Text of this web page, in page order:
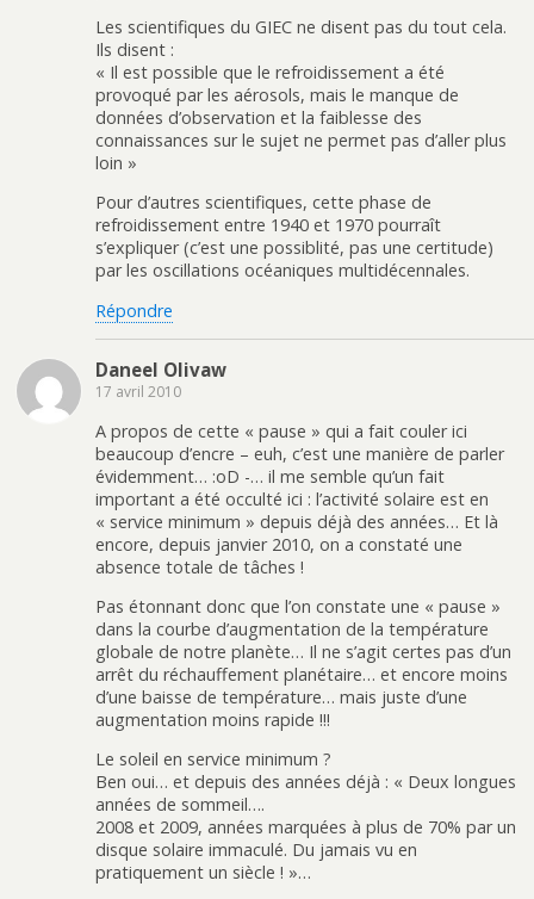
Les scientifiques du GIEC ne disent pas du tout cela.
Ils disent :
« Il est possible que le refroidissement a été
provoqué par les aérosols, mais le manque de
données d’observation et la faiblesse des
connaissances sur le sujet ne permet pas d’aller plus
loin »
Pour d’autres scientifiques, cette phase de
refroidissement entre 1940 et 1970 pourraît
s’expliquer (c’est une possiblité, pas une certitude)
par les oscillations océaniques multidécennales.
Répondre
Daneel Olivaw
17 avril 2010
A propos de cette « pause » qui a fait couler ici
beaucoup d’encre – euh, c’est une manière de parler
évidemment… :oD -… il me semble qu’un fait
important a été occulté ici : l’activité solaire est en
« service minimum » depuis déjà des années… Et là
encore, depuis janvier 2010, on a constaté une
absence totale de tâches !
Pas étonnant donc que l’on constate une « pause »
dans la courbe d’augmentation de la température
globale de notre planète… Il ne s’agit certes pas d’un
arrêt du réchauffement planétaire… et encore moins
d’une baisse de température… mais juste d’une
augmentation moins rapide !!!
Le soleil en service minimum ?
Ben oui… et depuis des années déjà : « Deux longues
années de sommeil….
2008 et 2009, années marquées à plus de 70% par un
disque solaire immaculé. Du jamais vu en
pratiquement un siècle ! »…